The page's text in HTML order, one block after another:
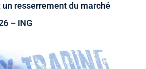
un resserrement du marché
– ING